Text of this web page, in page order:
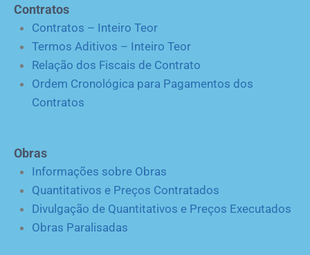
Contratos
Contratos – Inteiro Teor
Termos Aditivos – Inteiro Teor
Relação dos Fiscais de Contrato
Ordem Cronológica para Pagamentos dos
Contratos
Obras
Informações sobre Obras
Quantitativos e Preços Contratados
Divulgação de Quantitativos e Preços Executados
Obras Paralisadas